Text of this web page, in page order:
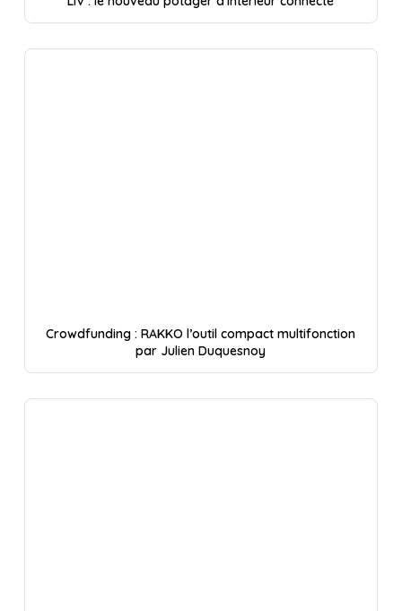
Crowdfunding : RAKKO l’outil compact multifonction
par Julien Duquesnoy